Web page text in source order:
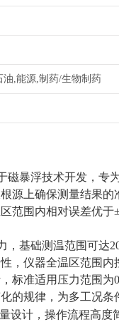
油,能源,制药/生物制药
磁暴浮技术开发，专
源上确保测量结果
范围内相对误差优于
，基础测温范围可达
，仪器全温区范围内
标准适用压力范围为
的规律，为多工况条
设计，操作流程高